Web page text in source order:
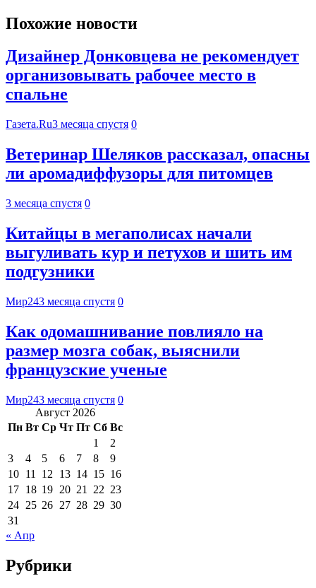
Похожие новости
Дизайнер Донковцева не рекомендует
организовывать рабочее место в
спальне
Газета.Ru3 месяца спустя 0
Ветеринар Шеляков рассказал, опасны
ли аромадиффузоры для питомцев
3 месяца спустя 0
Китайцы в мегаполисах начали
выгуливать кур и петухов и шить им
подгузники
Мир243 месяца спустя 0
Как одомашнивание повлияло на
размер мозга собак, выяснили
французские ученые
Мир243 месяца спустя 0
Август 2026
Пн Вт Ср Чт Пт Сб Вс
1
2
3
4 5 6 7 8
9
10 11 12 13 14 15 16
17 18 19 20 21 22 23
24 25 26 27 28 29 30
31
« Апр
Рубрики